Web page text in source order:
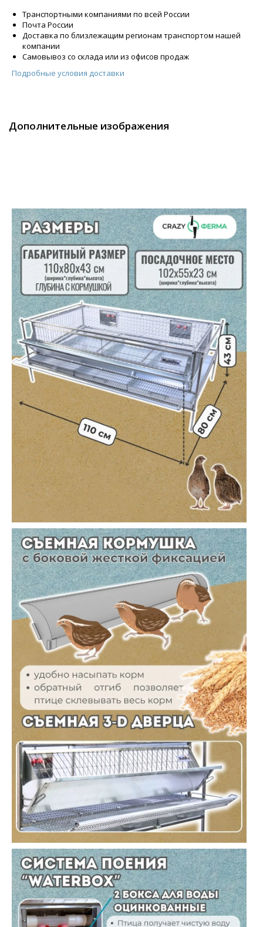
Транспортными компаниями по всей России
Почта России
Доставка по близлежащим регионам транспортом нашей
компании
Самовывоз со склада или из офисов продаж
Подробные условия доставки
Дополнительные изображения